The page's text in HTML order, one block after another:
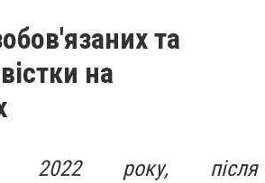
та
на
2022 року, після